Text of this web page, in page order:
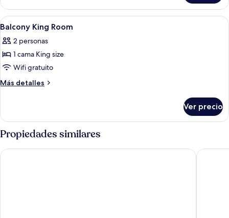
Twin
Room
Abrir
todas
las
fotos
de
Balcony
Ropa de cama hipoalergénica y caja
5
Balcony King Room
2 personas
1 cama King size
Wifi gratuito
Más detalles
Más
King
Room
Ver precio
Propiedades similares
NIGHT INN Hotel Bahnhofcity Feldkirch Hotel